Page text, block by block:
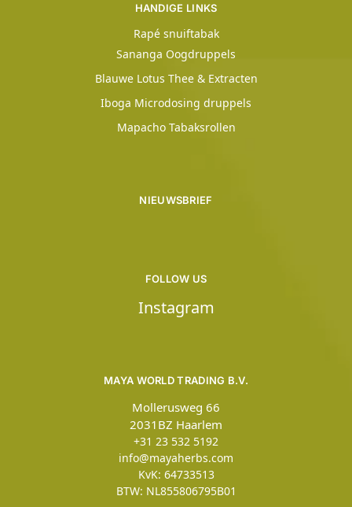
HANDIGE LINKS
Rapé snuiftabak
Sananga Oogdruppels
Blauwe Lotus Thee & Extracten
Iboga Microdosing druppels
Mapacho Tabaksrollen
MAYA WORLD TRADING B.V.
Mollerusweg 66
2031BZ Haarlem
+31 23 532 5192
info@mayaherbs.com
KvK: 64733513
BTW: NL855806795B01
NIEUWSBRIEF
FOLLOW US
Instagram